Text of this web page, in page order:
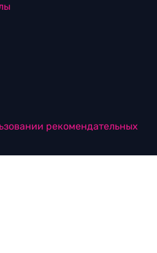
рекомендательных